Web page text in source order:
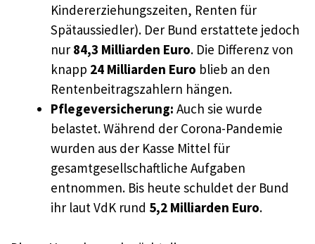
Kindererziehungszeiten, Renten für
Spätaussiedler). Der Bund erstattete jedoch
nur 84,3 Milliarden Euro. Die Differenz von
knapp 24 Milliarden Euro blieb an den
Rentenbeitragszahlern hängen.
Pflegeversicherung: Auch sie wurde
belastet. Während der Corona-Pandemie
wurden aus der Kasse Mittel für
gesamtgesellschaftliche Aufgaben
entnommen. Bis heute schuldet der Bund
ihr laut VdK rund 5,2 Milliarden Euro.